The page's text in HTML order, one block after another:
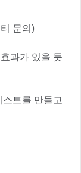
문의)
과가 있을 듯
트를 만들고